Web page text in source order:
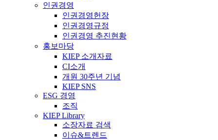
인권경영
인권경영헌장
인권경영규정
인권경영 추진현황
홍보마당
KIEP 소개자료
CI소개
개원 30주년 기념
KIEP SNS
ESG 경영
조직
KIEP Library
소장자료 검색
이슈&트렌드